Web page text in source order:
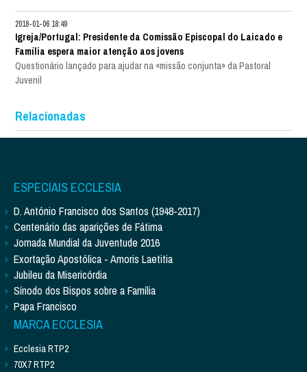
2018-01-06 18:49
Igreja/Portugal: Presidente da Comissão Episcopal do Laicado e
Família espera maior atenção aos jovens
Questionário lançado para ajudar na «missão conjunta» da Pastoral
Juvenil
Relacionadas
ESPECIAIS ECCLESIA
D. António Francisco dos Santos (1948-2017)
Centenário das aparições de Fátima
Jornada Mundial da Juventude 2016
Exortação Apostólica - Amoris Laetitia
Jubileu da Misericórdia
Sínodo dos Bispos sobre a Família
Papa Francisco
MARCA ECCLESIA
Ecclesia RTP2
70X7 RTP2